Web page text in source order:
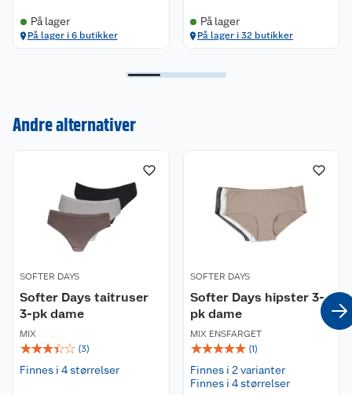
På lager
På lager i 6 butikker
På lager
På lager i 32 butikker
Andre alternativer
SOFTER DAYS
Softer Days taitruser
3-pk dame
MIX
☆☆☆☆☆ (3)
Finnes i 4 størrelser
SOFTER DAYS
Softer Days hipster 3-
pk dame
MIX ENSFARGET
☆☆☆☆☆ (1)
Finnes i 2 varianter
Finnes i 4 størrelser
Nyheter
Våre butikker
Våre merkevarer
Coop kjeder
Ledige stillinger
Kundeservice
Angre- og returrett
Reklamasjon og garanti
Ofte stilte spørsmål
Betalingsalternativer
Leveringsalternativer
Åpent kjøp